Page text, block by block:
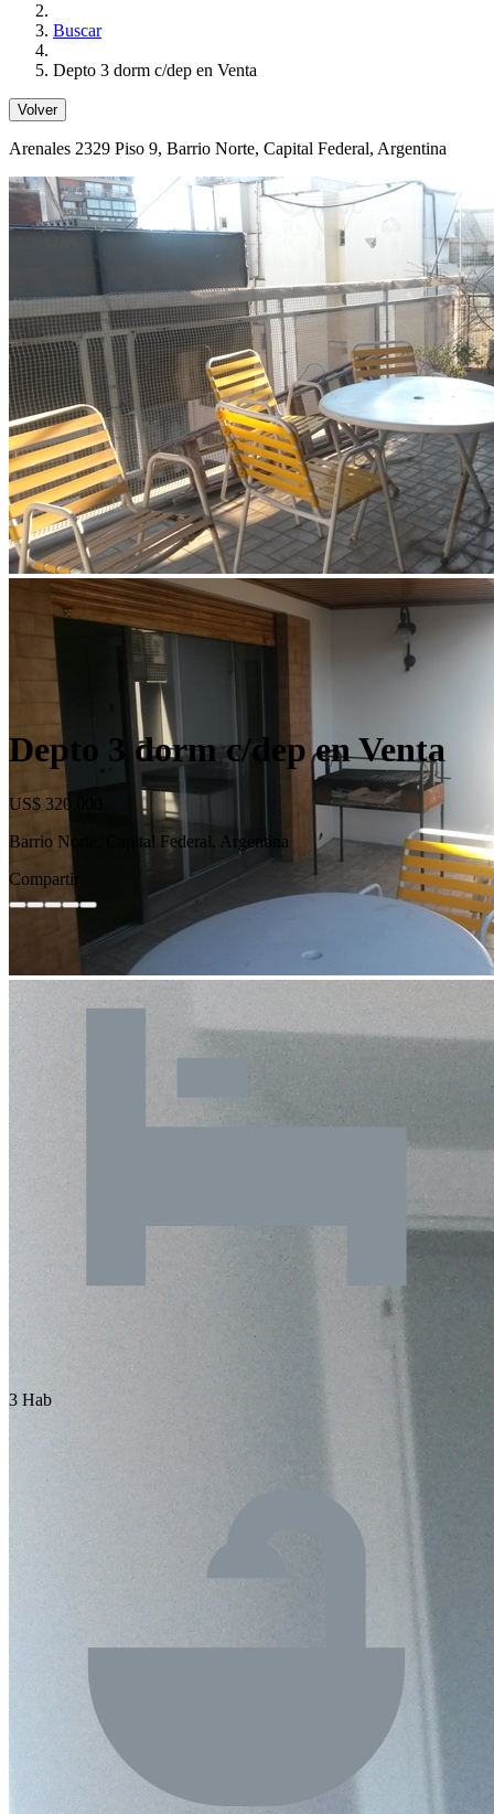
Buscar
Depto 3 dorm c/dep en Venta
Volver
Arenales 2329 Piso 9, Barrio Norte, Capital Federal, Argentina
Depto 3 dorm c/dep en Venta
US$ 320.000
Barrio Norte, Capital Federal, Argentina
Compartir
3 Hab